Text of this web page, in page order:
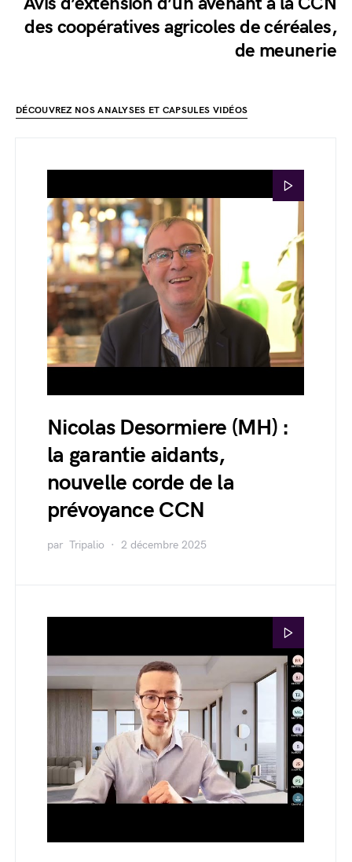
des coopératives agricoles de céréales,
de meunerie
DÉCOUVREZ NOS ANALYSES ET CAPSULES VIDÉOS
Nicolas Desormiere (MH) :
la garantie aidants,
nouvelle corde de la
prévoyance CCN
par Tripalio 2 décembre 2025